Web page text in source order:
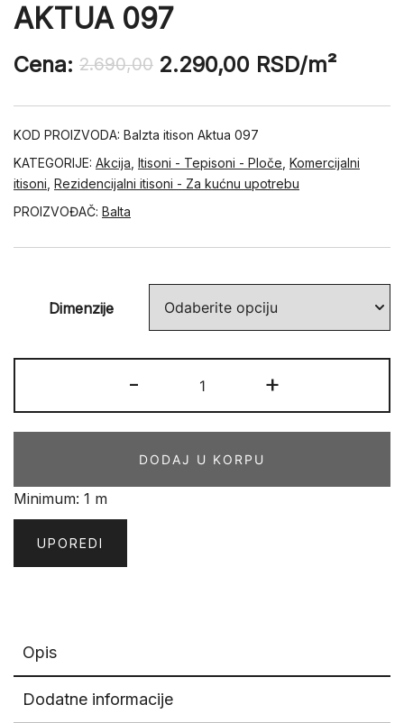
AKTUA 097
Cena: 2.690,00 2.290,00 RSD/m²
KOD PROIZVODA: Balzta itison Aktua 097
KATEGORIJE: Akcija Itisoni - Tepisoni - Ploče Komercijalni
itisoni Rezidencijalni itisoni - Za kućnu upotrebu
PROIZVOĐAČ: Balta
Dimenzije
-
097
količina
+
DODAJ U KORPU
Minimum: 1 m
UPOREDI
Opis
Dodatne informacije